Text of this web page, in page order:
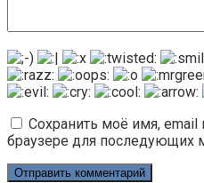
Сохранить моё имя, email
браузере для последующих